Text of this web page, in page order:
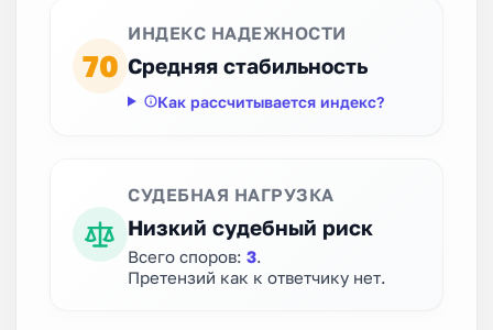
70
ИНДЕКС НАДЕЖНОСТИ
Средняя стабильность
Как рассчитывается индекс?
СУДЕБНАЯ НАГРУЗКА
Низкий судебный риск
Всего споров: 3
Претензий как к ответчику нет.